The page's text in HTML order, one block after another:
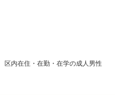
在住・在勤・在学の成人男性